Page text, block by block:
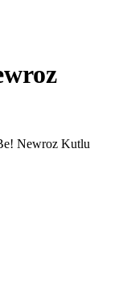
Newroz Kutlu